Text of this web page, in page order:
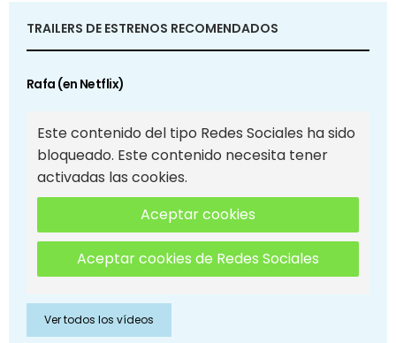
TRAILERS DE ESTRENOS RECOMENDADOS
Rafa (en Netflix)
Este contenido del tipo Redes Sociales ha sido
bloqueado. Este contenido necesita tener
activadas las cookies.
Aceptar cookies
Aceptar cookies de Redes Sociales
Ver todos los vídeos